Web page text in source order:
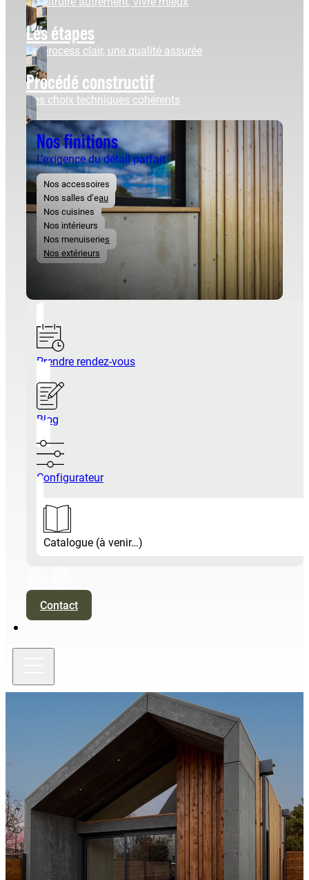
Les étapes
Un process clair, une qualité assurée
Procédé constructif
Des choix techniques cohérents
Nos finitions
L’exigence du détail parfait
Nos accessoires
Nos salles d’eau
Nos cuisines
Nos intérieurs
Nos menuiseries
Nos extérieurs
Prendre rendez-vous
Blog
Configurateur
Catalogue (à venir…)
Contact